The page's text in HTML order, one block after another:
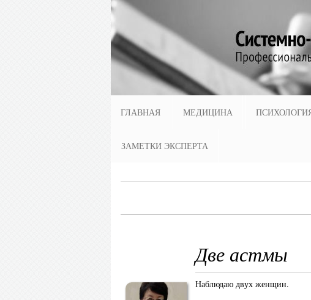
ГЛАВНАЯ МЕДИЦИНА
ЗАМЕТКИ ЭКСПЕРТА
Две астмы
Наблюдаю двух женщин.